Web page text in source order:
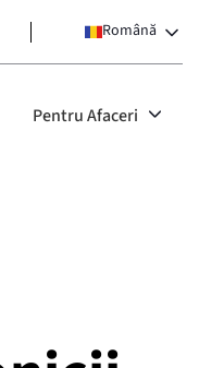
Română
Pentru Afaceri